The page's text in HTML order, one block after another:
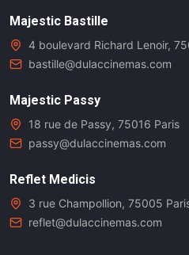
Majestic Bastille
4 boulevard Richard Lenoir,
bastille@dulaccinemas.com
Majestic Passy
18 rue de Passy, 75016 Paris
passy@dulaccinemas.com
Reflet Medicis
3 rue Champollion, 75005
reflet@dulaccinemas.com